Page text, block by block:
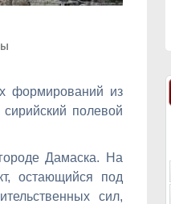
формирований из
полевой
Дамаска. На
остающийся под
сил,